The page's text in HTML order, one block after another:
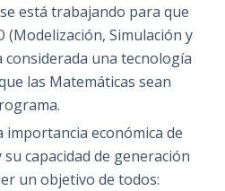
está trabajando para que
(Modelización, Simulación y
considerada una tecnología
las Matemáticas sean
importancia económica de
capacidad de generación
un objetivo de todos: